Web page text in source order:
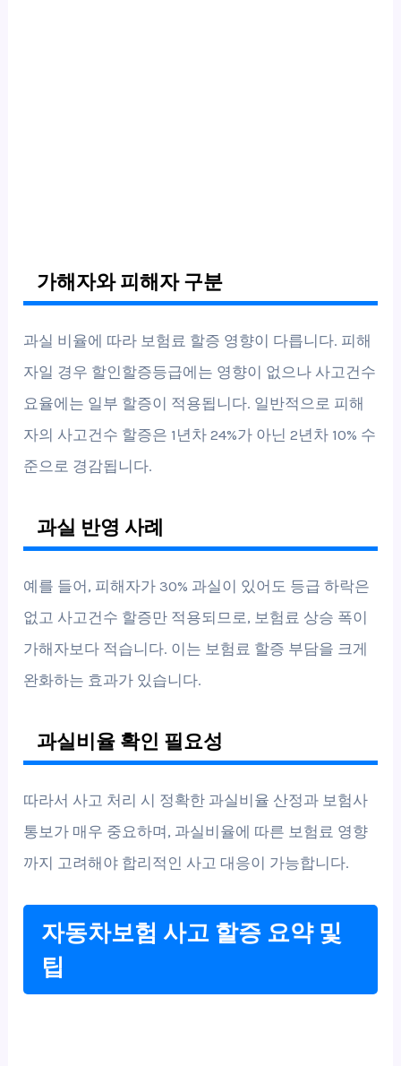
가해자와 피해자 구분
과실 비율에 따라 보험료 할증 영향이 다릅니다. 피해
자일 경우 할인할증등급에는 영향이 없으나 사고건수
요율에는 일부 할증이 적용됩니다. 일반적으로 피해
자의 사고건수 할증은 1년차 24%가 아닌 2년차 10% 수
준으로 경감됩니다.
과실 반영 사례
예를 들어, 피해자가 30% 과실이 있어도 등급 하락은
없고 사고건수 할증만 적용되므로, 보험료 상승 폭이
가해자보다 적습니다. 이는 보험료 할증 부담을 크게
완화하는 효과가 있습니다.
과실비율 확인 필요성
따라서 사고 처리 시 정확한 과실비율 산정과 보험사
통보가 매우 중요하며, 과실비율에 따른 보험료 영향
까지 고려해야 합리적인 사고 대응이 가능합니다.
자동차보험 사고 할증 요약 및
팁